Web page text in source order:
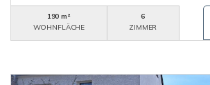
190 m²
WOHNFLÄCHE
6
ZIMMER